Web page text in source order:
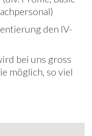
den IV-
bei uns gross
möglich, so viel